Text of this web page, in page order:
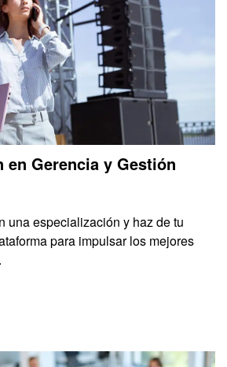
en Gerencia y Gestión
una especialización y haz de tu
para impulsar los mejores